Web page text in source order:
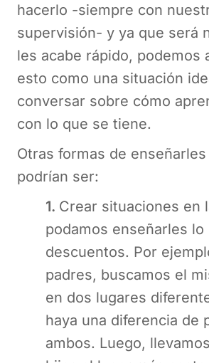
hacerlo -siempre con
supervisión- y ya que será
les acabe rápido, podemos
esto como una situación
conversar sobre cómo
con lo que se tiene.
Otras formas de
podrían ser:
1. Crear situaciones en
podamos enseñarles
descuentos. Por
padres, buscamos el
en dos lugares
haya una diferencia de
ambos. Luego,